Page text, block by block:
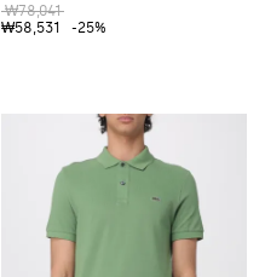
₩78,041
₩58,531
-25%